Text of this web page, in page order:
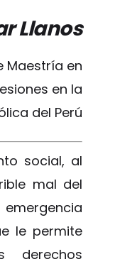
Llanos
Maestría en
en la
del Perú
social, al
mal del
le permite
derechos